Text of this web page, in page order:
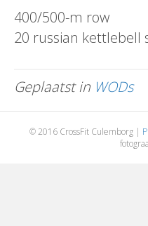
400/500-m row
20 russian kettlebell
Geplaatst in WODs
© 2016 CrossFit Culemborg |